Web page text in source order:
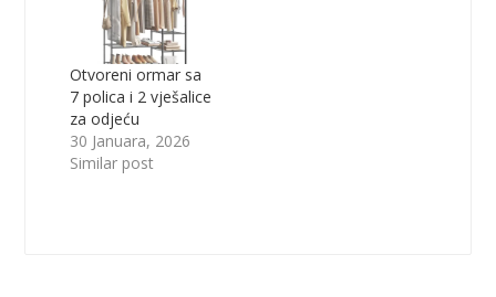
Otvoreni ormar sa
7 polica i 2 vješalice
za odjeću
30 Januara, 2026
Similar post